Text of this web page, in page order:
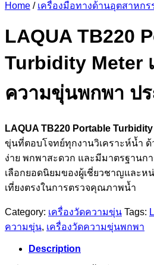
Home / เครื่องมือทางด้านอุตสาหกร
LAQUA TB220
Turbidity Meter
ความขุ่นพกพา ป
LAQUA TB220 Portable
ขุ่นที่ตอบโจทย์ทุกงานวิเคราะห์น้ำ
ง่าย พกพาสะดวก และมีมาตรฐานก
เลือกยอดนิยมของผู้เชี่ยวชาญและห
เที่ยงตรงในการตรวจคุณภาพน้ำ
Category: เครื่องวัดความขุ่น Tags:
ความขุ่น, เครื่องวัดความขุ่นพกพา
Description